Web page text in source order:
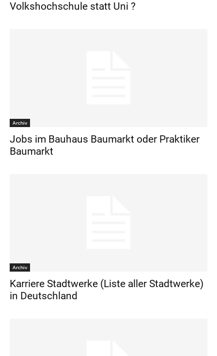
Volkshochschule statt Uni ?
Archiv
Jobs im Bauhaus Baumarkt oder Praktiker
Baumarkt
Archiv
Karriere Stadtwerke (Liste aller Stadtwerke)
in Deutschland